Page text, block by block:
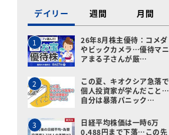
デイリー 週間 月間
1
26年8月株主優待：コメダ
やビックカメラ…優待マニ
アまる子さんが厳…
2
この夏、キオクシア急落で
個人投資家が学んだこと…
自分は暴落パニック…
3
日経平均株価は一時6万
0,488円まで下落…この先